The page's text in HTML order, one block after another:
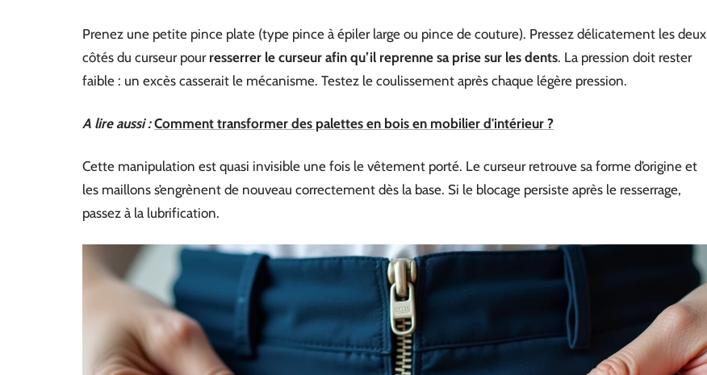
Prenez une petite pince plate (type pince à épiler large ou pince de couture). Pressez délicatement les deux
côtés du curseur pour resserrer le curseur afin qu’il reprenne sa prise sur les dents. La pression doit rester
faible : un excès casserait le mécanisme. Testez le coulissement après chaque légère pression.
A lire aussi : Comment transformer des palettes en bois en mobilier d'intérieur ?
Cette manipulation est quasi invisible une fois le vêtement porté. Le curseur retrouve sa forme d’origine et
les maillons s’engrènent de nouveau correctement dès la base. Si le blocage persiste après le resserrage,
passez à la lubrification.